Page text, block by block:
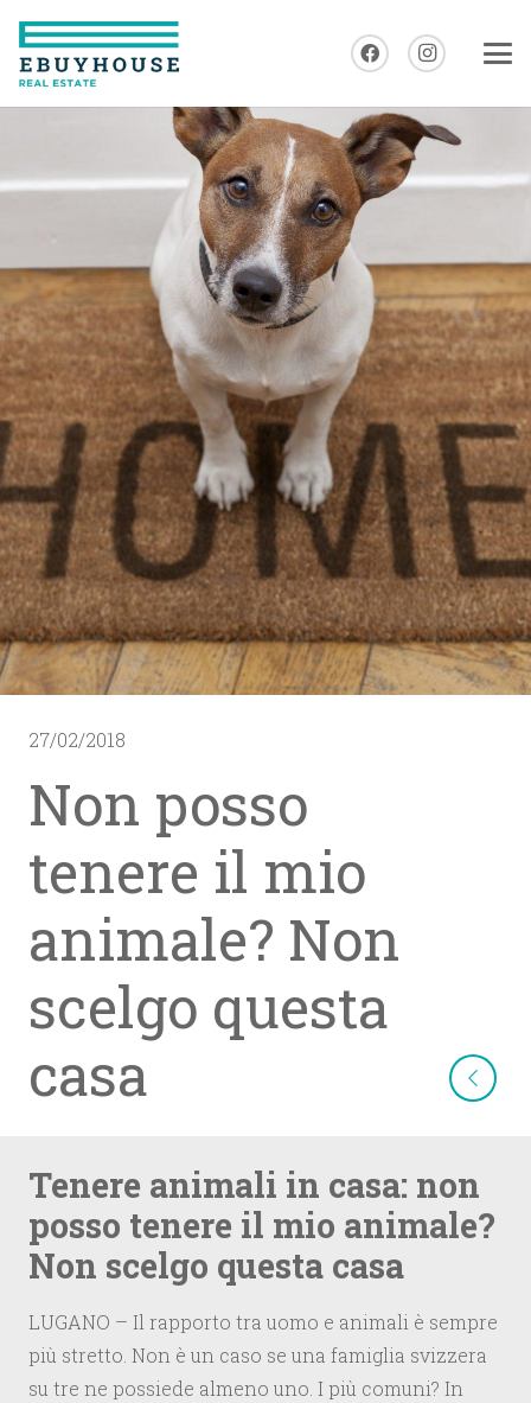
27/02/2018
Non posso
tenere il mio
animale? Non
scelgo questa
casa
Tenere animali in casa: non
posso tenere il mio animale?
Non scelgo questa casa
LUGANO – Il rapporto tra uomo e animali è sempre
più stretto. Non è un caso se una famiglia svizzera
su tre ne possiede almeno uno. I più comuni? In